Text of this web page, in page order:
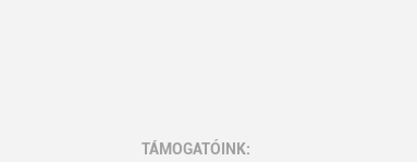
TÁMOGATÓINK: